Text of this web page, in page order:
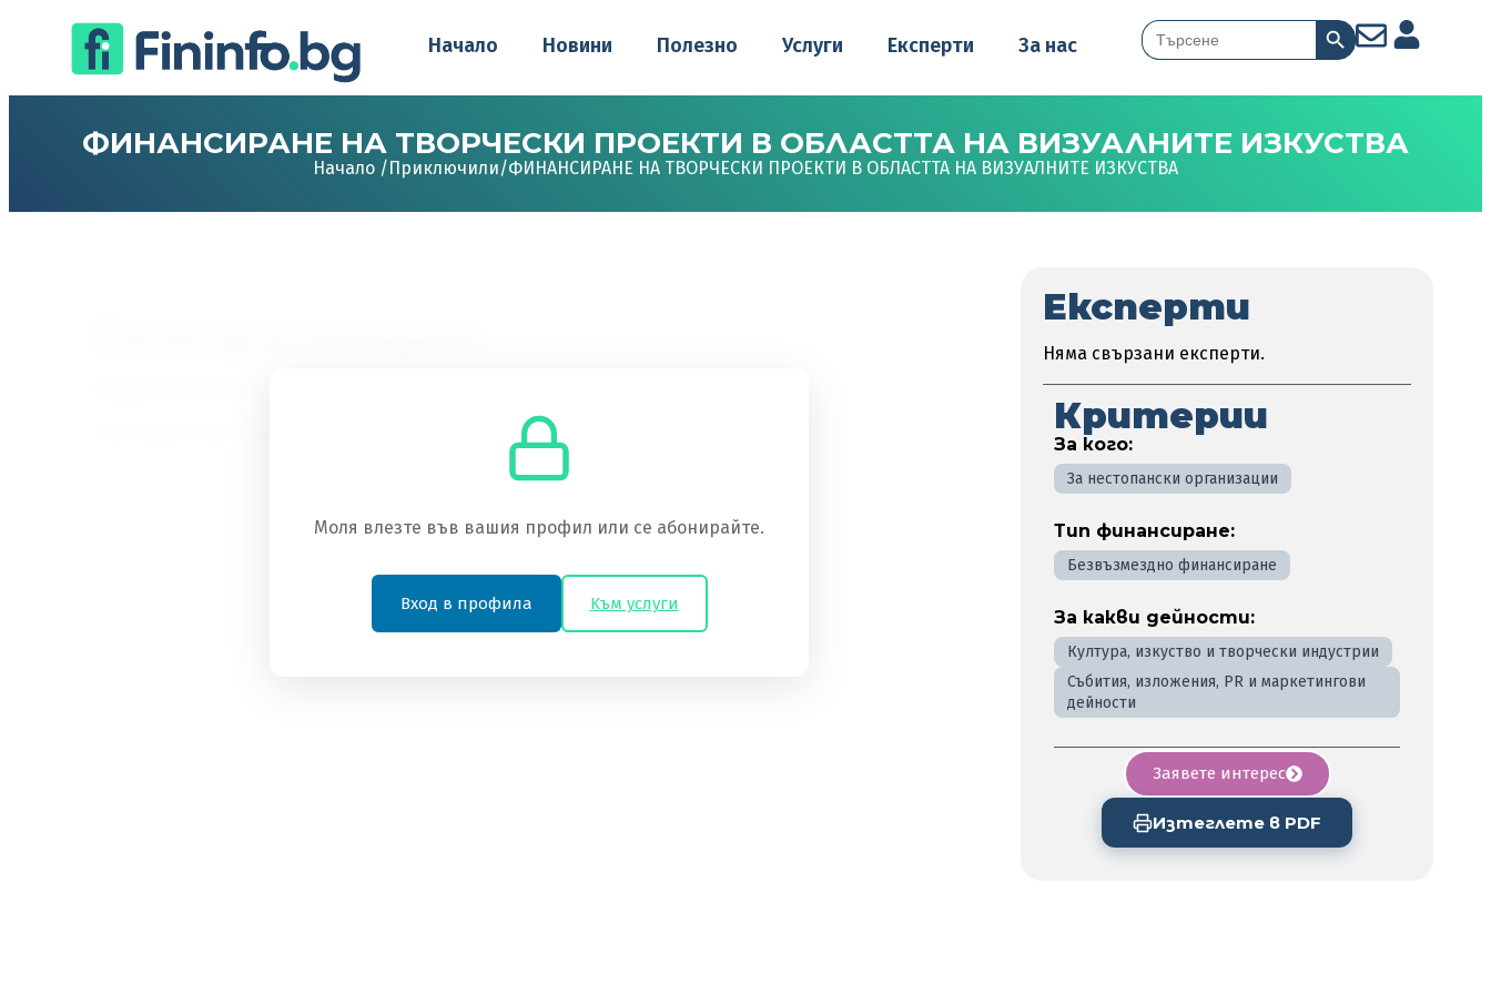
Начало Новини Полезно Услуги Експерти За нас
Search
for:
Search Button
ФИНАНСИРАНЕ НА ТВОРЧЕСКИ ПРОЕКТИ В ОБЛАСТТА НА ВИЗУАЛНИТЕ ИЗКУСТВА
Начало /Приключили/ФИНАНСИРАНЕ НА ТВОРЧЕСКИ ПРОЕКТИ В ОБЛАСТТА НА ВИЗУАЛНИТЕ ИЗКУСТВА
Експерти
Няма свързани експерти.
Критерии
За кого:
За нестопански организации
Тип финансиране:
Безвъзмездно финансиране
За какви дейности:
Култура, изкуство и творчески индустрии
Събития, изложения, PR и маркетингови
дейности
Заявете интерес
Изтеглете в PDF
Моля влезте във вашия профил или се абонирайте.
Вход в профила Kъм услуги